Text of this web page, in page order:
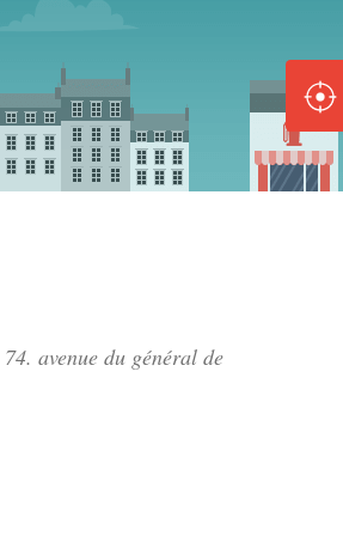
74. avenue du général de
Épuisé
Épuisé